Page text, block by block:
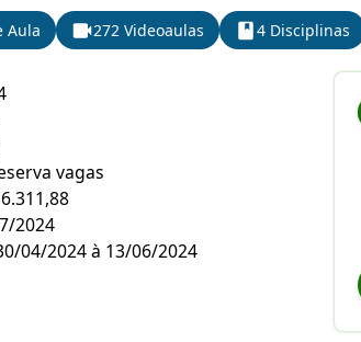
Aula 272 Videoaulas 4 Disciplinas
vagas
2024
04/2024 à 13/06/2024